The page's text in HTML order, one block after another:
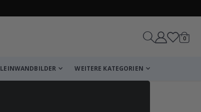
Wagen
0
LEINWANDBILDER WEITERE KATEGORIEN